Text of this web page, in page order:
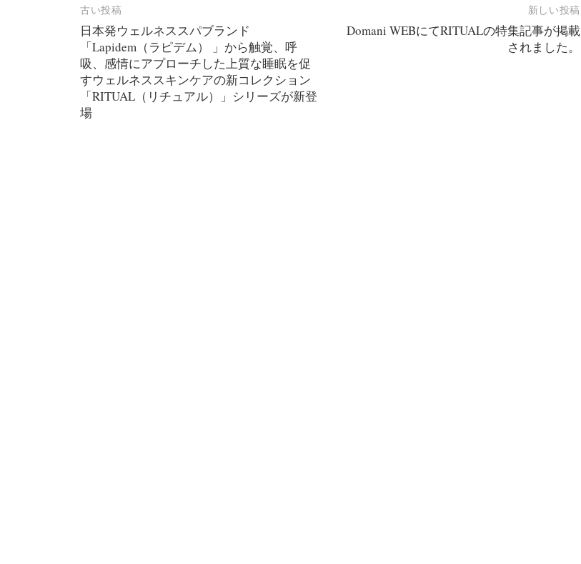
投
稿
ナ
ビ
ゲ
古い投稿
日本発ウェルネススパブランド
「Lapidem（ラピデム） 」から触覚、呼
吸、感情にアプローチした上質な睡眠を促
すウェルネススキンケアの新コレクション
「RITUAL（リチュアル）」シリーズが新登
場
新しい投稿
Domani WEBにてRITUALの特集記事が掲載
されました。